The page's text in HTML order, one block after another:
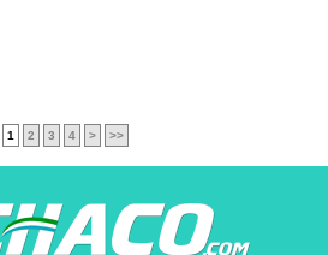
1 2 3 4 > >>